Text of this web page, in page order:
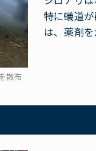
散布
特に蟻道
は、薬剤